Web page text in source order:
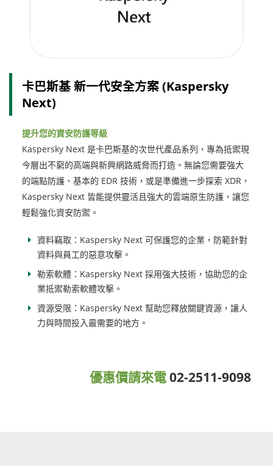
卡巴斯基 新一代安全方案 (Kaspersky
Next)
提升您的資安防護等級
Kaspersky Next 是卡巴斯基的次世代產品系列，專為抵禦現
今層出不窮的高端與新興網路威脅而打造。無論您需要強大
的端點防護、基本的 EDR 技術，或是準備進一步探索 XDR，
Kaspersky Next 皆能提供靈活且強大的雲端原生防護，讓您
輕鬆強化資安防禦。
資料竊取：Kaspersky Next 可保護您的企業，防範針對
資料與員工的惡意攻擊。
勒索軟體：Kaspersky Next 採用強大技術，協助您的企
業抵禦勒索軟體攻擊。
資源受限：Kaspersky Next 幫助您釋放關鍵資源，讓人
力與時間投入最需要的地方。
優惠價請來電02-2511-9098